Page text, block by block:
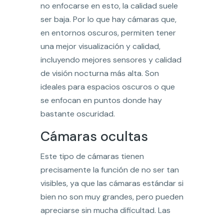
no enfocarse en esto, la calidad suele
ser baja. Por lo que hay cámaras que,
en entornos oscuros, permiten tener
una mejor visualización y calidad,
incluyendo mejores sensores y calidad
de visión nocturna más alta. Son
ideales para espacios oscuros o que
se enfocan en puntos donde hay
bastante oscuridad.
Cámaras ocultas
Este tipo de cámaras tienen
precisamente la función de no ser tan
visibles, ya que las cámaras estándar si
bien no son muy grandes, pero pueden
apreciarse sin mucha dificultad. Las